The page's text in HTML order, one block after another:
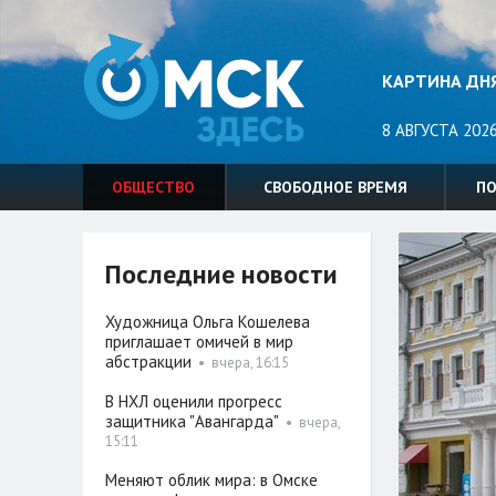
КАРТИНА
8 АВГУСТА
ОБЩЕСТВО СВОБОДНОЕ ВРЕМЯ
Последние новости
Художница Ольга Кошелева
приглашает омичей в мир
абстракции • вчера, 16:15
В НХЛ оценили прогресс
защитника "Авангарда" • вчера,
15:11
Меняют облик мира: в Омске